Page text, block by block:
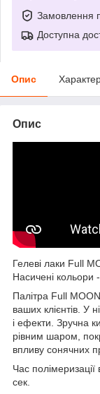
Замовлення
Доступна
Опис
Опис
Гелеві лаки Full
Насичені кольори
Палітра Full
ваших клієнтів. У
і ефекти. Зручна
рівним шаром,
впливу сонячних
Час
сек.